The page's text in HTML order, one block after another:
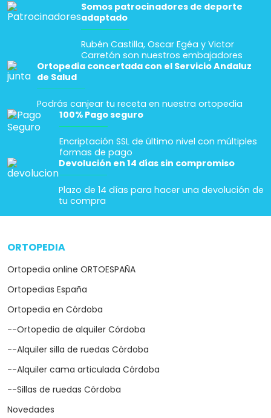
Somos patrocinadores de deporte
adaptado
Rubén Castilla, Oscar Egéa y Victor
Carretón son nuestros embajadores
Ortopedia concertada con el Servicio Andaluz
de Salud
Podrás canjear tu receta en nuestra ortopedia
100% Pago seguro
Encriptación SSL de último nivel con múltiples
formas de pago
Devolución en 14 días sin compromiso
Plazo de 14 días para hacer una devolución de
tu compra
ORTOPEDIA
Ortopedia online ORTOESPAÑA
Ortopedias España
Ortopedia en Córdoba
--Ortopedia de alquiler Córdoba
--Alquiler silla de ruedas Córdoba
--Alquiler cama articulada Córdoba
--Sillas de ruedas Córdoba
Novedades